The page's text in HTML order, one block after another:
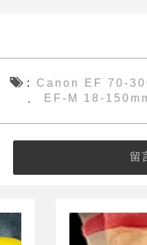
Canon EF 70-
EF-M 18-
留